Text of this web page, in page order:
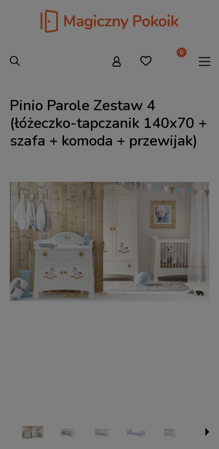
Pinio Parole Zestaw 4
(łóżeczko-tapczanik 140x70 +
szafa + komoda + przewijak)